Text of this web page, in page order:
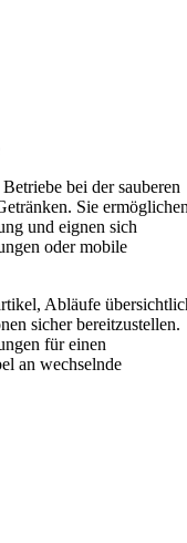
bei der sauberen
Sie
und eignen sich
oder mobile
Abläufe
sicher bereitzustellen.
für einen
an wechselnde